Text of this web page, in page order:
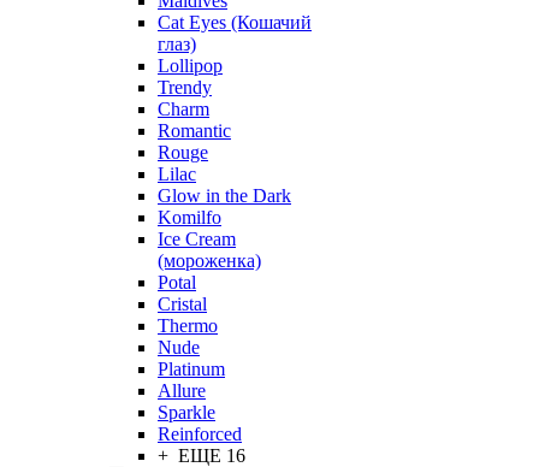
Cat Eyes (Кошачий
глаз)
Lollipop
Trendy
Charm
Romantic
Rouge
Lilac
Glow in the Dark
Komilfo
Ice Cream
(мороженка)
Potal
Cristal
Thermo
Nude
Platinum
Allure
Sparkle
Reinforced
+ ЕЩЕ 16